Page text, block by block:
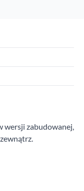
wersji zabudowanej,